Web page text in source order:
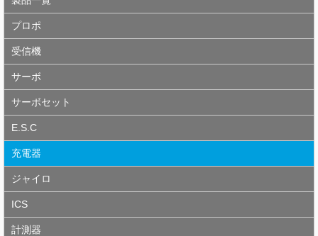
プロポ
受信機
サーボ
サーボセット
E.S.C
充電器
ジャイロ
ICS
計測器